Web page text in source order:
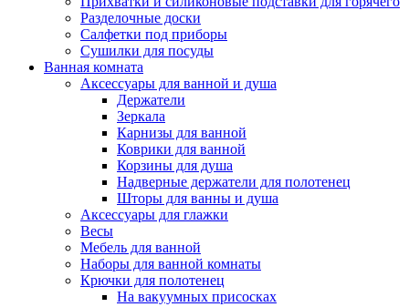
Разделочные доски
Салфетки под приборы
Сушилки для посуды
Ванная комната
Аксессуары для ванной и душа
Держатели
Зеркала
Карнизы для ванной
Коврики для ванной
Корзины для душа
Надверные держатели для полотенец
Шторы для ванны и душа
Аксессуары для глажки
Весы
Мебель для ванной
Наборы для ванной комнаты
Крючки для полотенец
На вакуумных присосках